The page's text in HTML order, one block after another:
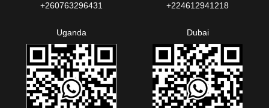
+260763296431 +224612941218
Uganda Dubai